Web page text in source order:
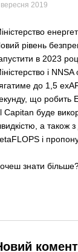
2019
рівень
в 2023
і
до 1,5
що робить
Capitan буде
а також
і
знати